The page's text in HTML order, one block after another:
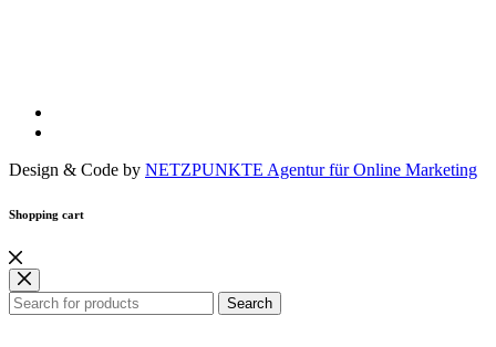
Design & Code by NETZPUNKTE Agentur für Online Marketing
Shopping cart
Search